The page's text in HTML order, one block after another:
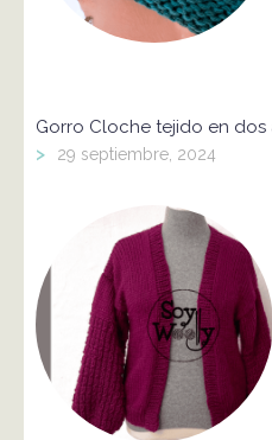
Gorro Cloche tejido en dos
> 29 septiembre, 2024